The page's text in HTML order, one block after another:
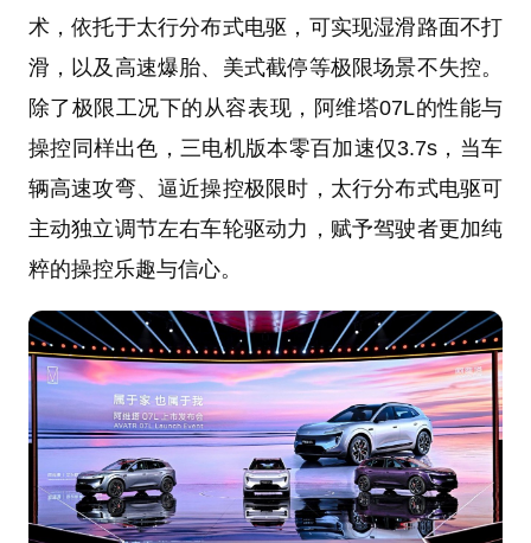
术，依托于太行分布式电驱，可实现湿滑路面不打
滑，以及高速爆胎、美式截停等极限场景不失控。
除了极限工况下的从容表现，阿维塔07L的性能与
操控同样出色，三电机版本零百加速仅3.7s，当车
辆高速攻弯、逼近操控极限时，太行分布式电驱可
主动独立调节左右车轮驱动力，赋予驾驶者更加纯
粹的操控乐趣与信心。